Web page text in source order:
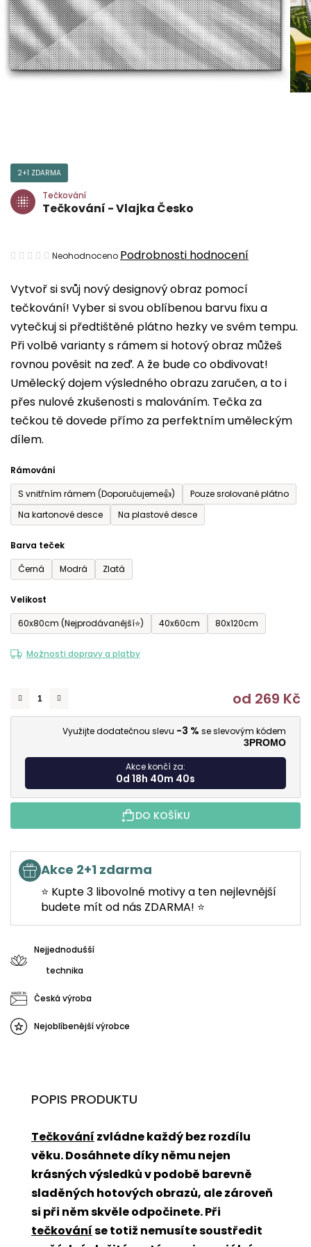
Vytvoř si svůj nový designový obraz pomocí
tečkování! Vyber si svou oblíbenou barvu fixu a
vytečkuj si předtištěné plátno hezky ve svém tempu.
Při volbě varianty s rámem si hotový obraz můžeš
rovnou pověsit na zeď. A že bude co obdivovat!
Umělecký dojem výsledného obrazu zaručen, a to i
přes nulové zkušenosti s malováním. Tečka za
tečkou tě dovede přímo za perfektním uměleckým
dílem.
Rámování
S vnitřním rámem (Doporučujeme👍)
Pouze srolované plátno
Na kartonové desce
Na plastové desce
Barva teček
Černá
Modrá Zlatá
Velikost
60x80cm (Nejprodávanější⭐)
40x60cm 80x120cm
Možnosti dopravy a platby
od 269 Kč
Využijte dodatečnou slevu -3 % se slevovým kódem
3PROMO
Akce končí za:
0d 18h 40m 40s
DO KOŠÍKU
Akce 2+1 zdarma
⭐ Kupte 3 libovolné motivy a ten nejlevnější
budete mít od nás ZDARMA! ⭐
Nejjednodušší
technika
Česká výroba
Nejoblíbenější výrobce
2+1 ZDARMA
Tečkování
Tečkování - Vlajka Česko
Průměrné
produktu
je
0,0
z
5
hvězdiček.
Neohodnoceno Podrobnosti hodnocení
POPIS PRODUKTU
Tečkování zvládne každý bez rozdílu
věku. Dosáhnete díky němu nejen
krásných výsledků v podobě barevně
sladěných hotových obrazů, ale zároveň
si při něm skvěle odpočinete. Při
tečkováníse totiž nemusíte soustředit